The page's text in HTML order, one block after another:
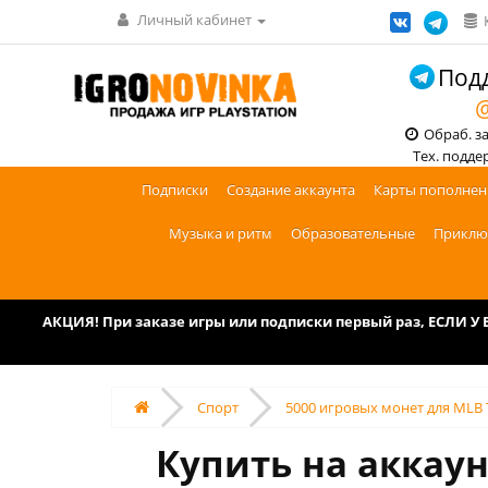
Личный кабинет
Обраб.
Тех.
Подписки
Создание аккаунта Карты
Музыка и ритм Образовательные
АКЦИЯ! При заказе игры или подписки первый раз, ЕСЛИ
Спорт ‎5000 игровых монет для MLB
Купить на